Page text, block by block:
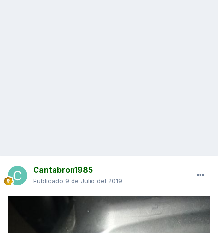
Cantabron1985
Publicado 9 de Julio del 2019